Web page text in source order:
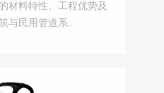
材料特性、工程优势及
与民用管道系..